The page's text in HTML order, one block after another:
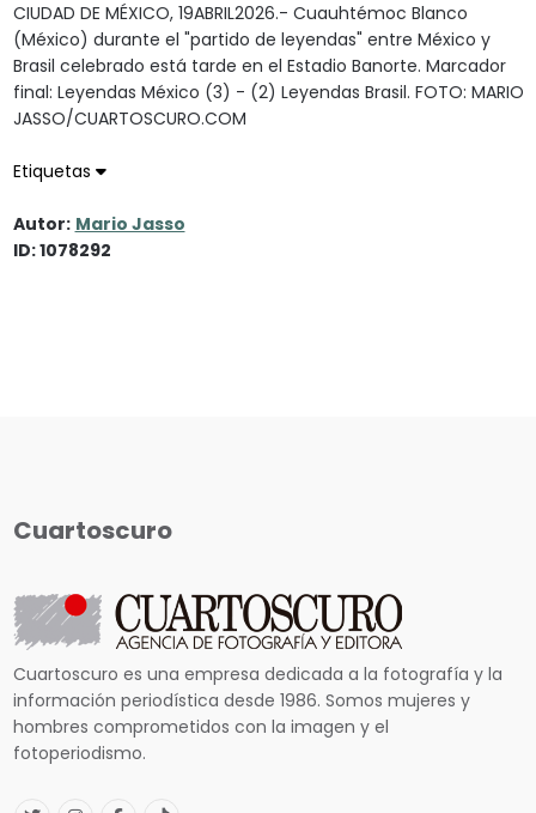
CIUDAD DE MÉXICO, 19ABRIL2026.- Cuauhtémoc Blanco
(México) durante el "partido de leyendas" entre México y
Brasil celebrado está tarde en el Estadio Banorte. Marcador
final: Leyendas México (3) - (2) Leyendas Brasil. FOTO: MARIO
JASSO/CUARTOSCURO.COM
Etiquetas
Autor: Mario Jasso
ID: 1078292
Cuartoscuro
Cuartoscuro es una empresa dedicada a la fotografía y la
información periodística desde 1986. Somos mujeres y
hombres comprometidos con la imagen y el
fotoperiodismo.